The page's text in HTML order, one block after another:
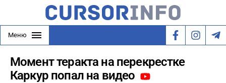
Меню
Момент теракта на перекрестке
Каркур попал на видео